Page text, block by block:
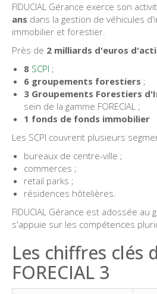
FIDUCIAL Gérance exerce son
ans dans la gestion de véhicules
immobilier et forestier.
Près de 2 milliards d'euros
8 SCPI ;
6 groupements forestiers ;
3 Groupements Forestiers
sein de la gamme FORECIAL ;
1 fonds de fonds immobilier
Les SCPI couvrent plusieurs
bureaux de centre-ville ;
commerces ;
retail parks ;
résidences hôtelières.
FIDUCIAL Gérance est adossée au
s'appuie sur les compétences
Les chiffres clés
FORECIAL 3